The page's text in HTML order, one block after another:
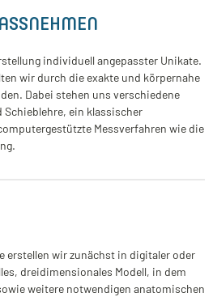
individuell angepasster Unikate.
wir durch die exakte und körpernahe
Dabei stehen uns verschiedene
Schieblehre, ein klassischer
Messverfahren wie die
erstellen wir zunächst in digitaler oder
dreidimensionales Modell, in dem
weitere notwendigen anatomischen